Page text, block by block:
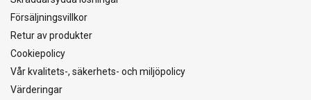
Försäljningsvillkor
Retur av produkter
Cookiepolicy
Vår kvalitets-, säkerhets- och miljöpolicy
Värderingar